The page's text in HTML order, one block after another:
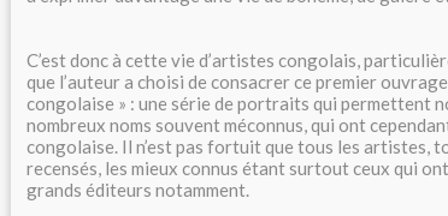
C’est donc à cette vie d’artistes congolais,
que l’auteur a choisi de consacrer ce premier
congolaise » : une série de portraits qui permettent
nombreux noms souvent méconnus, qui ont
congolaise. Il n’est pas fortuit que tous les artistes,
recensés, les mieux connus étant surtout ceux qui
grands éditeurs notamment.